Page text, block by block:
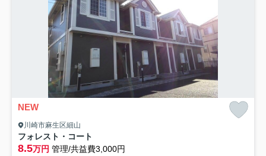
NEW
川崎市麻生区細山
フォレスト・コート
8.5万円 管理/共益費3,000円